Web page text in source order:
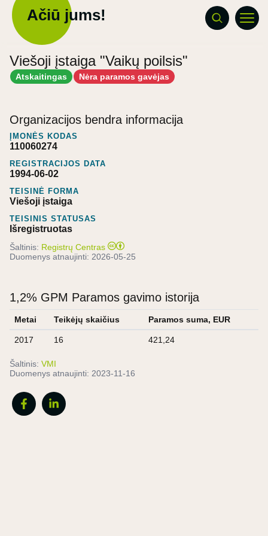
Ačiū jums!
Viešoji įstaiga "Vaikų poilsis"
Atskaitingas Nėra paramos gavėjas
Organizacijos bendra informacija
ĮMONĖS KODAS
110060274
REGISTRACIJOS DATA
1994-06-02
TEISINĖ FORMA
Viešoji įstaiga
TEISINIS STATUSAS
Išregistruotas
Šaltinis: Registrų Centras
Duomenys atnaujinti: 2026-05-25
1,2% GPM Paramos gavimo istorija
Metai Teikėjų skaičius Paramos suma, EUR
2017 16 421,24
Šaltinis: VMI
Duomenys atnaujinti: 2023-11-16